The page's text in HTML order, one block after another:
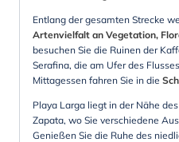
Entlang der gesamten Strecke
Artenvielfalt an Vegetation,
besuchen Sie die Ruinen der
Serafina, die am Ufer des
Mittagessen fahren Sie in die
Playa Larga liegt in der Nähe
Zapata, wo Sie verschiedene
Genießen Sie die Ruhe des